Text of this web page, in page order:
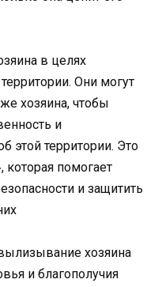
в целях
Они могут
хозяина, чтобы
и
этой территории. Это
которая помогает
и защитить
хозяина
и благополучия